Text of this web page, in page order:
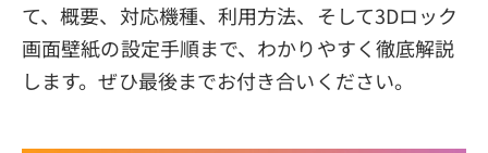
て、概要、対応機種、利用方法、そして3Dロック
画面壁紙の設定手順まで、わかりやすく徹底解説
します。ぜひ最後までお付き合いください。